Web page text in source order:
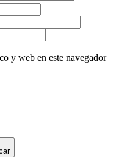
y web en este navegador